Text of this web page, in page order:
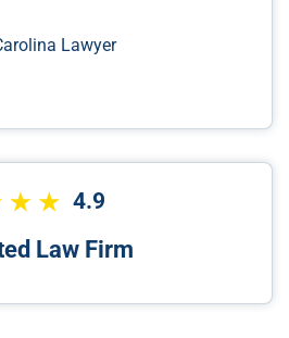
Lawyer
4.9
Law Firm